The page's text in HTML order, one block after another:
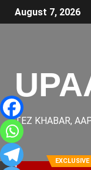
August 7, 2026
TEZ KHABAR,
EXCLUSIVE